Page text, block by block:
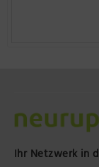
Ihr Netzwerk in